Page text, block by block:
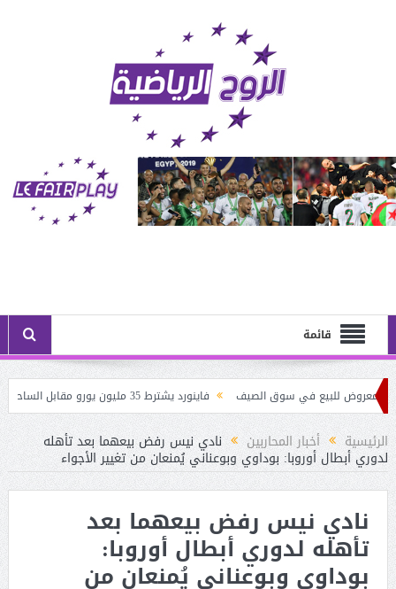
قائمة
للبيع في سوق الصيف
فاينورد يشترط 35 مليون يورو مقابل الساحر الجزائري: أستون فيلا يُنــافس نيوكاسل على حــاج موسى
لخلافة بيتكوفيتش
الرئيسية أخبار المحاربين نادي نيس رفض بيعهما بعد تأهله
لدوري أبطال أوروبا: بوداوي وبوعناني يُمنعان من تغيير الأجواء
نادي نيس رفض بيعهما بعد
تأهله لدوري أبطال أوروبا:
بوداوي وبوعناني يُمنعان من